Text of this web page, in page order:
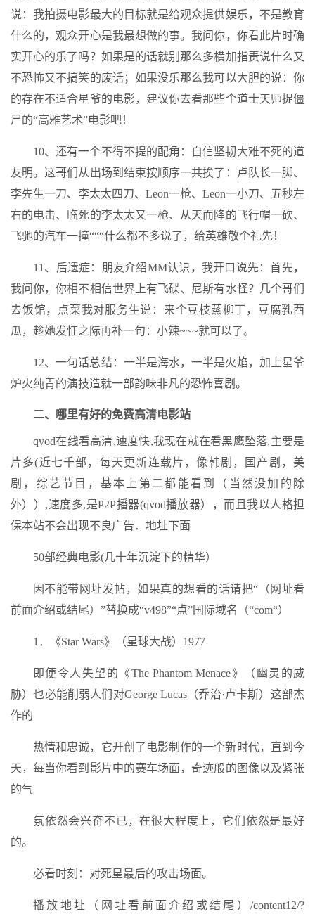
说：我拍摄电影最大的目标就是给观众提供娱乐，不是教育
什么的，观众开心是我最想做的事。我问你，你看此片时确
实开心的乐了吗？如果是的话就别那么多横加指责说什么又
不恐怖又不搞笑的废话；如果没乐那么我可以大胆的说：你
的存在不适合星爷的电影，建议你去看那些个道士天师捉僵
尸的“高雅艺术”电影吧！
10、还有一个不得不提的配角：自信坚韧大难不死的道
友明。这哥们从出场到结束按顺序一共挨了：卢队长一脚、
李先生一刀、李太太四刀、Leon一枪、Leon一小刀、五秒左
右的电击、临死的李太太又一枪、从天而降的飞行帽一砍、
飞驰的汽车一撞“““什么都不多说了，给英雄敬个礼先！
11、后遗症：朋友介绍MM认识，我开口说先：首先，
我问你，你相不相信世界上有飞碟、尼斯有水怪？几个哥们
去饭馆，点菜我对服务生说：来个豆枝蒸柳丁，豆腐乳西
瓜，趁她发怔之际再补一句：小辣~~~就可以了。
12、一句话总结：一半是海水，一半是火焰，加上星爷
炉火纯青的演技造就一部韵味非凡的恐怖喜剧。
二、哪里有好的免费高清电影站
qvod在线看高清,速度快,我现在就在看黑鹰坠落,主要是
片多(近七千部，每天更新连载片，像韩剧，国产剧，美
剧，综艺节目，基本上第二都能看到（当然没加的除
外））,速度多,是P2P播器(qvod播放器），而且我以人格担
保本站不会出现不良广告．地址下面
50部经典电影(几十年沉淀下的精华）
因不能带网址发帖，如果真的想看的话请把“（网址看
前面介绍或结尾）”替换成“v498”“点”国际域名（“com“）
1．《Star Wars》（星球大战）1977
即便令人失望的《The Phantom Menace》（幽灵的威
胁）也必能削弱人们对George Lucas（乔治·卢卡斯）这部杰
作的
热情和忠诚，它开创了电影制作的一个新时代，直到今
天，每当你看到影片中的赛车场面，奇迹般的图像以及紧张
的气
氛依然会兴奋不已，在很大程度上，它们依然是最好
的。
必看时刻：对死星最后的攻击场面。
播放地址（网址看前面介绍或结尾）/content12/?